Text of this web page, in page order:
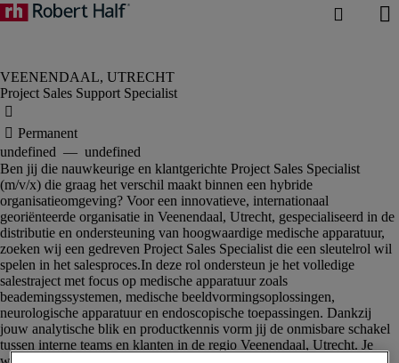
Project Sales Support Specialist